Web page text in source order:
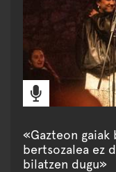
«Gazteon
bertsozalea ez
bilatzen dugu»